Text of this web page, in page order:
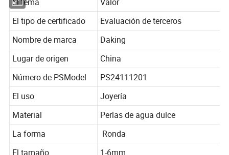
El tema
Valor
El tipo de certificado
Evaluación de terceros
Nombre de marca
Daking
Lugar de origen
China
Número de PSModel
PS24111201
El uso
Joyería
Material
Perlas de agua dulce
La forma
Ronda